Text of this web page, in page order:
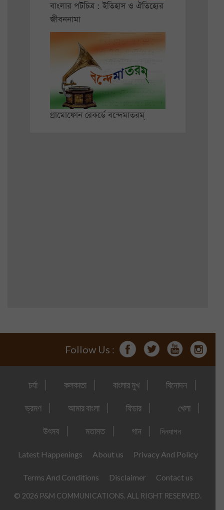
বাংলার পটচিত্র : ইতিহাস ও ঐতিহ্যের
জীবননামা
গ্রামোফোন রেকর্ডে বন্দেমাতরম্
Follow Us :
চর্যা কলকাতা বাংলার মুখ বিনোদন
ভ্রমণ আমার বাংলা ফিচার খেলা
উৎসব মতামত গান দিনযাপন
Latest Happenings About us Privacy And Policy
Terms And Conditions Disclaimer Contact us
© 2026 P&M COMMUNICATIONS. ALL RIGHT RESERVED.